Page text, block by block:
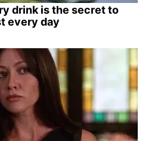
drink is the secret to
every day